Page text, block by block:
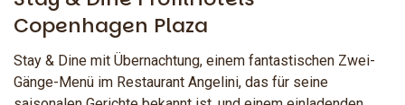
Copenhagen Plaza
Stay & Dine mit Übernachtung, einem fantastischen Zwei-
Gänge-Menü im Restaurant Angelini, das für seine